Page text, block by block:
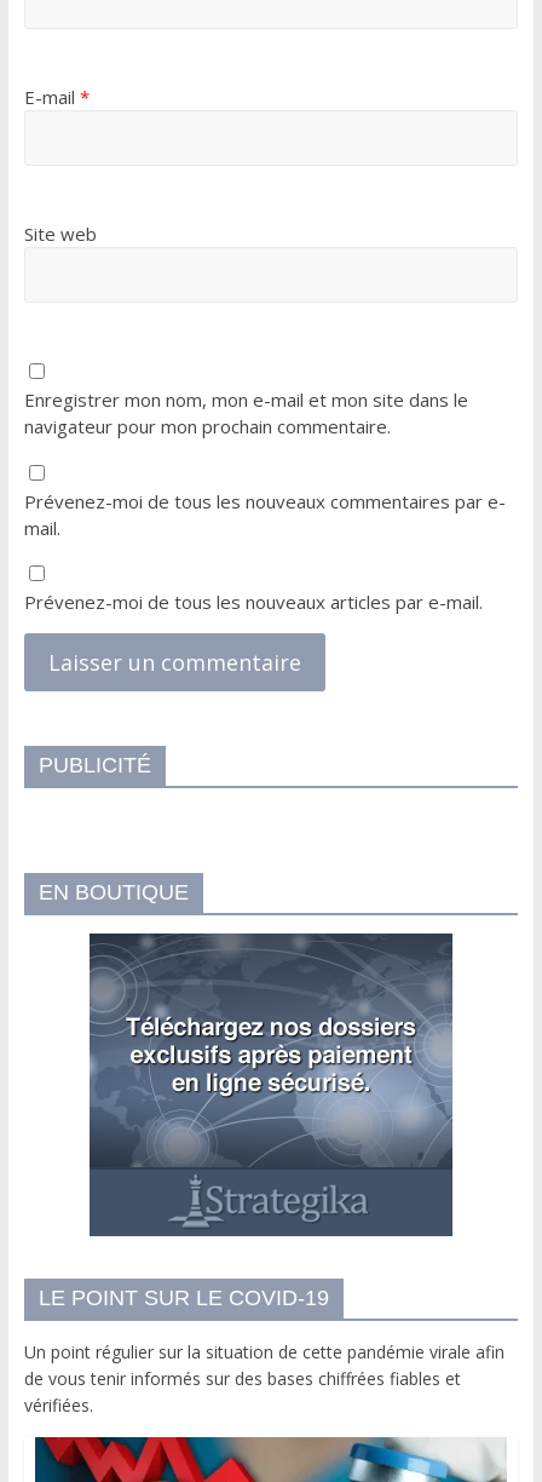
E-mail *
Site web
Enregistrer mon nom, mon e-mail et mon site dans le
navigateur pour mon prochain commentaire.
Prévenez-moi de tous les nouveaux commentaires par e-
mail.
Prévenez-moi de tous les nouveaux articles par e-mail.
PUBLICITÉ
EN BOUTIQUE
LE POINT SUR LE COVID-19
Un point régulier sur la situation de cette pandémie virale afin
de vous tenir informés sur des bases chiffrées fiables et
vérifiées.